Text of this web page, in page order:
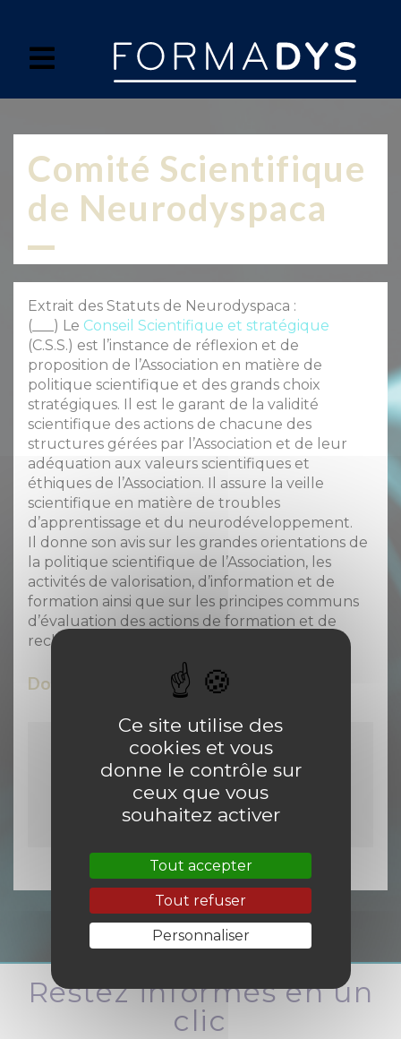
Comité Scientifique
de Neurodyspaca
Extrait des Statuts de Neurodyspaca :
(___) Le Conseil Scientifique et stratégique
(C.S.S.) est l’instance de réflexion et de
proposition de l’Association en matière de
politique scientifique et des grands choix
stratégiques. Il est le garant de la validité
scientifique des actions de chacune des
structures gérées par l’Association et de leur
adéquation aux valeurs scientifiques et
éthiques de l’Association. Il assure la veille
scientifique en matière de troubles
d’apprentissage et du neurodéveloppement.
Il donne son avis sur les grandes orientations de
la politique scientifique de l’Association, les
activités de valorisation, d’information et de
formation ainsi que sur les principes communs
d’évaluation des actions de formation et de
recherche.
Document joint
Membres du Comité
Scientifique
PDF-35.7 kio
Restez informés en un
clic
Ce site utilise des
cookies et vous
donne le contrôle sur
ceux que vous
souhaitez activer
Tout accepter
Tout refuser
Personnaliser